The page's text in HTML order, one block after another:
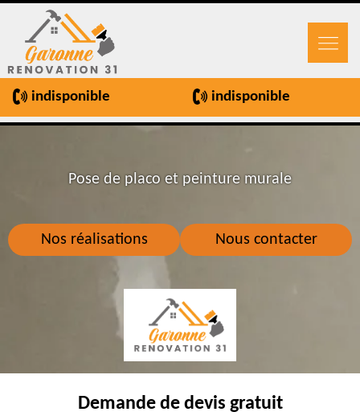
indisponible indisponible
Nos réalisations Nous contacter
Pose de placo et peinture murale
Demande de devis gratuit